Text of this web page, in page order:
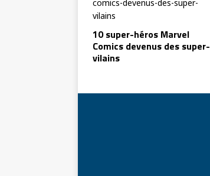
10 super-héros Marvel
Comics devenus des super-
vilains